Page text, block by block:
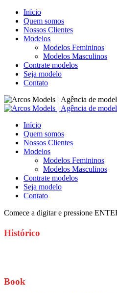
Início
Quem somos
Nossos Clientes
Modelos
Modelos Femininos
Modelos Masculinos
Contrate modelos
Seja modelo
Contato
Início
Quem somos
Nossos Clientes
Modelos
Modelos Femininos
Modelos Masculinos
Contrate modelos
Seja modelo
Contato
Comece a digitar e pressione
Histórico
Book